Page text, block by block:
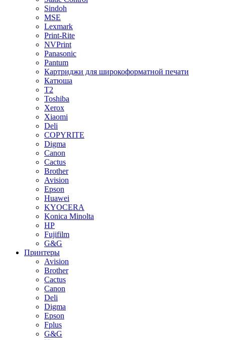
Sindoh
MSE
Lexmark
Print-Rite
NVPrint
Panasonic
Pantum
Картриджи для широкоформатной печати
Катюша
T2
Toshiba
Xerox
Xiaomi
Deli
COPYRITE
Digma
Canon
Cactus
Brother
Avision
Epson
Huawei
KYOCERA
Konica Minolta
HP
Fujifilm
G&G
Принтеры
Avision
Brother
Cactus
Canon
Deli
Digma
Epson
Fplus
G&G